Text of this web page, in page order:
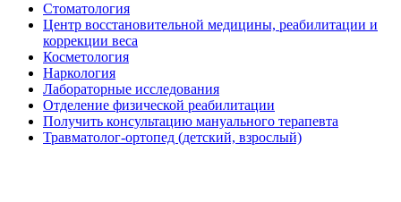
Стоматология
Центр восстановительной медицины, реабилитации и
коррекции веса
Косметология
Наркология
Лабораторные исследования
Отделение физической реабилитации
Получить консультацию мануального терапевта
Травматолог-ортопед (детский, взрослый)